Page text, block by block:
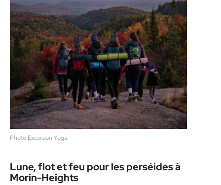
Photo Excursion Yoga
Lune, flot et feu pour les perséides à
Morin-Heights